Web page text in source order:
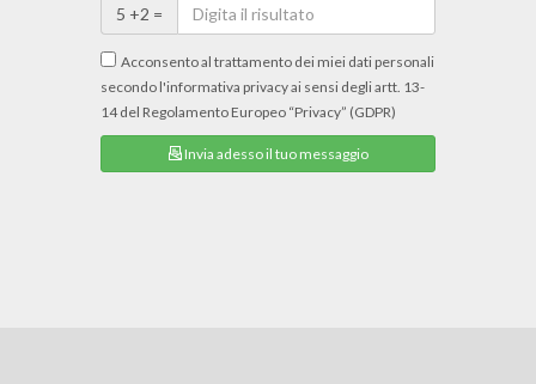
5 +2 =
Acconsento al trattamento dei miei dati personali
secondo l'informativa privacy ai sensi degli artt. 13-
14 del Regolamento Europeo “Privacy” (GDPR)
Invia adesso il tuo messaggio